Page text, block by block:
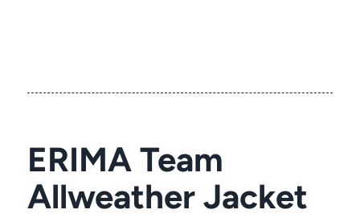
ERIMA Team
Allweather Jacket